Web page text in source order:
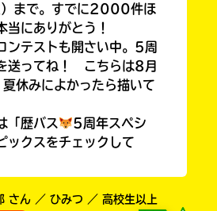
まで。すでに2000件ほ
当にありがとう！
ンテストも開さい中。5周
送ってね！ こちらは8月
休みによかったら描いて
「歴バス
5周年スペシ
ックスをチェックして
さん ／ ひみつ ／ 高校生以上